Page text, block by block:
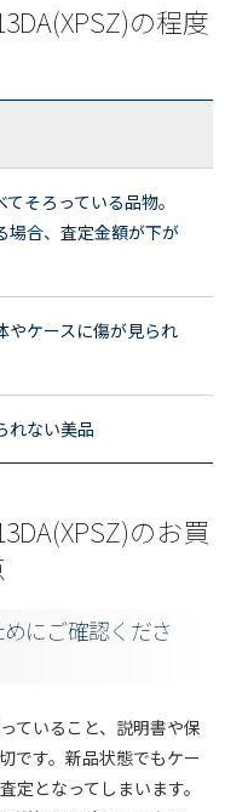
の程度
そろっている品物。
場合、査定金額が下が
やケースに傷が見られ
れない美品
のお買
にご確認くださ
ていること、説明書や保
です。新品状態でもケー
定となってしまいます。